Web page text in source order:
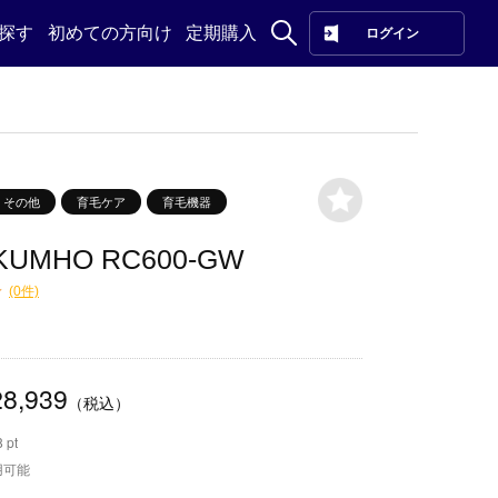
す 初めての方向け 定期購入 ログイン
その他 育毛ケア 育毛機器
RC600-GW
(0件)
（税込）
pt
可能